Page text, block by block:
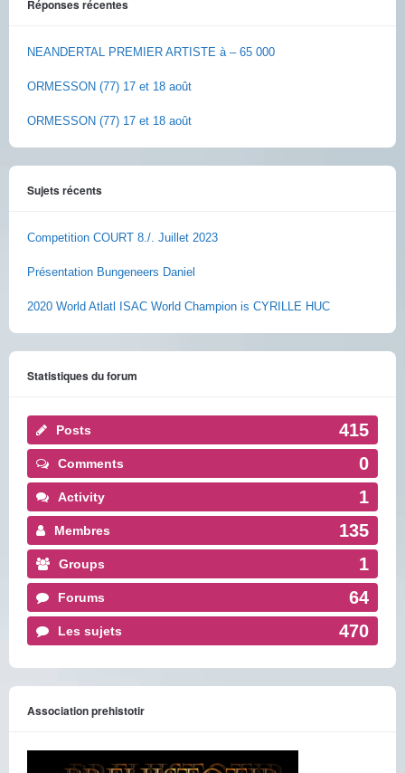
Réponses récentes
NEANDERTAL PREMIER ARTISTE à – 65 000
ORMESSON (77) 17 et 18 août
ORMESSON (77) 17 et 18 août
Sujets récents
Competition COURT 8./. Juillet 2023
Présentation Bungeneers Daniel
2020 World Atlatl ISAC World Champion is CYRILLE HUC
Statistiques du forum
Posts 415
Comments 0
Activity 1
Membres 135
Groups 1
Forums 64
Les sujets 470
Association prehistotir